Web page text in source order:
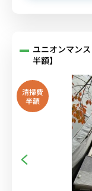
ユニオンマン
半額】
清掃費
半額